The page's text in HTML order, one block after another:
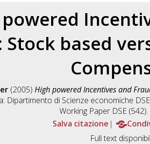
Stock based
(2005) High powered Incentives and
Dipartimento di Scienze economiche
Working Paper DSE
Salva citazione
Full text